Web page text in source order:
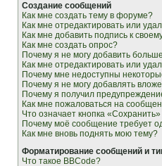
Создание сообщений
Как мне создать тему в форуме?
Как мне отредактировать или
Как мне добавить подпись к
Как мне создать опрос?
Почему я не могу добавить
Как мне отредактировать или
Почему мне недоступны
Почему я не могу добавлять
Почему я получил
Как мне пожаловаться на
Что означает кнопка
Почему моё сообщение требует
Как мне вновь поднять мою тему?
Форматирование сообщений и
Что такое BBCode?